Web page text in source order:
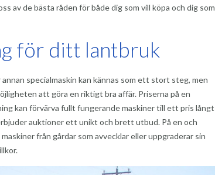
av de bästa råden för både dig som vill köpa och dig som
för ditt lantbruk
specialmaskin kan kännas som ett stort steg, men
att göra en riktigt bra affär. Priserna på en
kan förvärva fullt fungerande maskiner till ett pris långt
auktioner ett unikt och brett utbud. På en och
från gårdar som avvecklar eller uppgraderar sin